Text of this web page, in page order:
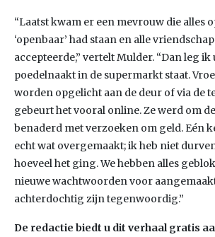
“Laatst kwam er een mevrouw die alles
‘openbaar’ had staan en alle
accepteerde,” vertelt Mulder. “Dan leg
poedelnaakt in de supermarkt staat.
worden opgelicht aan de deur of via de
gebeurt het vooral online. Ze werd om
benaderd met verzoeken om geld. Eén
echt wat overgemaakt; ik heb niet
hoeveel het ging. We hebben alles
nieuwe wachtwoorden voor
achterdochtig zijn tegenwoordig.”
De redactie biedt u dit verhaal gratis